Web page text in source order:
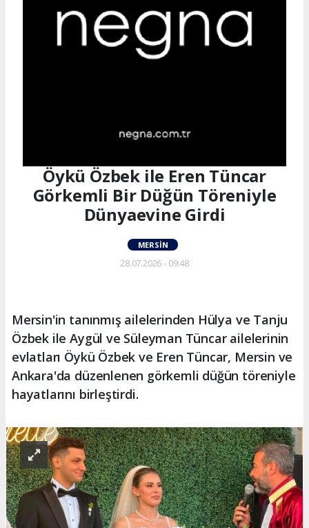
Öykü Özbek ile Eren Tüncar
Görkemli Bir Düğün Töreniyle
Dünyaevine Girdi
MERSIN
28.07.2026 - 09:48
Mersin'in tanınmış ailelerinden Hülya ve Tanju
Özbek ile Aygül ve Süleyman Tüncar ailelerinin
evlatları Öykü Özbek ve Eren Tüncar, Mersin ve
Ankara'da düzenlenen görkemli düğün töreniyle
hayatlarını birleştirdi.